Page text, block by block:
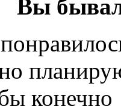
Вы
конечно